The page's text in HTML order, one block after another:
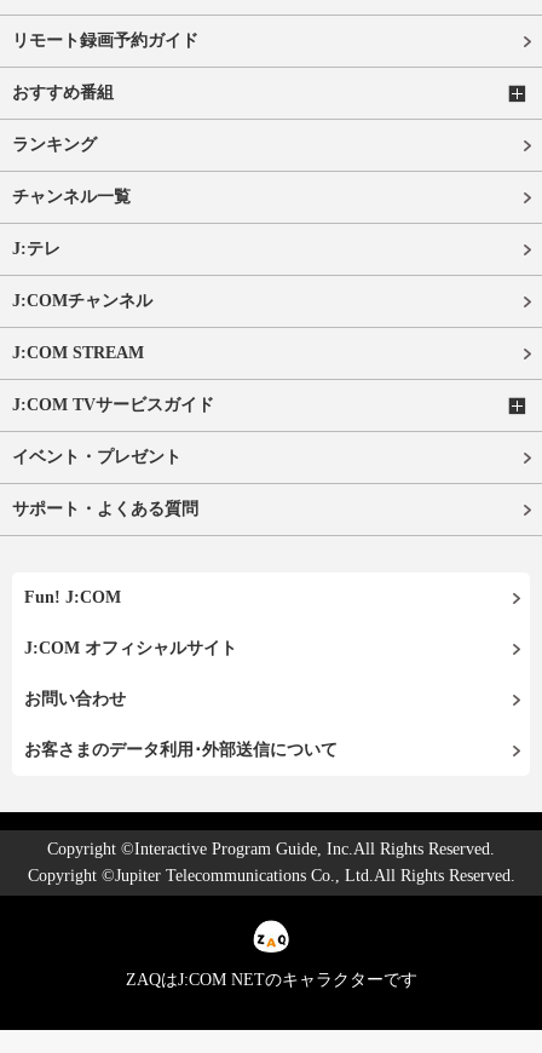
リモート録画予約ガイド
おすすめ番組
ランキング
チャンネル一覧
J:テレ
J:COMチャンネル
J:COM STREAM
J:COM TVサービスガイド
イベント・プレゼント
サポート・よくある質問
Fun! J:COM
J:COM オフィシャルサイト
お問い合わせ
お客さまのデータ利用･外部送信について
Copyright ©Interactive Program Guide, Inc.All Rights Reserved.
Copyright ©Jupiter Telecommunications Co., Ltd.All Rights Reserved.
ZAQはJ:COM NETのキャラクターです